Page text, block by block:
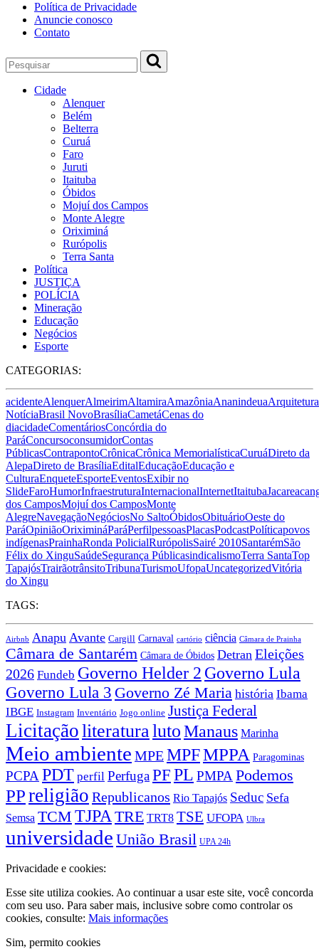
Política de Privacidade
Anuncie conosco
Contato
Cidade
Alenquer
Belém
Belterra
Curuá
Faro
Juruti
Itaituba
Óbidos
Mojuí dos Campos
Monte Alegre
Oriximiná
Rurópolis
Terra Santa
Política
JUSTIÇA
POLÍCIA
Mineração
Educação
Negócios
Esporte
CATEGORIAS:
acidenteAlenquerAlmeirimAltamiraAmazôniaAnanindeuaArquitetura
NotíciaBrasil NovoBrasíliaCametáCenas do
diacidadeComentáriosConcórdia do
ParáConcursoconsumidorContas
PúblicasContrapontoCrônicaCrônica MemorialísticaCuruáDireto da
AlepaDireto de BrasíliaEditalEducaçãoEducação e
CulturaEnqueteEsporteEventosExibir no
SlideFaroHumorInfraestruturaInternacionalInternetItaituba
dos CamposMojuí dos CamposMonte
AlegreNavegaçãoNegóciosNo SaltoÓbidosObituárioOeste do
ParáOpiniãoOriximináParáPerfilpessoasPlacasPodcastPolíticapovos
indígenasPrainhaRonda PolicialRurópolisSairé 2010SantarémSão
Félix do XinguSaúdeSegurança PúblicasindicalismoTerra SantaTop
TapajósTrairãotrânsitoTribunaTurismoUfopaUncategorizedVitória
do Xingu
TAGS:
Airbnb Anapu Avante Cargill Carnaval cartório ciência Câmara de Prainha
Câmara de Santarém Câmara de Óbidos Detran Eleições
2026 Fundeb Governo Helder 2 Governo Lula
Governo Lula 3 Governo Zé Maria história Ibama
IBGE Instagram Inventário Jogo online Justiça Federal
LicitaçãoliteraturalutoManaus Marinha
Meio ambiente MPEMPFMPPA Paragominas
PCPA PDT perfil PerfugaPFPL PMPA Podemos
PPreligião Republicanos Rio Tapajós Seduc Sefa
Semsa TCM TJPA TRE TRT8 TSE UFOPA Ulbra
universidade União Brasil UPA 24h
Privacidade e cookies:
Esse site utiliza cookies. Ao continuar a usar este site, você concorda
com seu uso. Para saber mais, inclusive sobre como controlar os
cookies, consulte: Mais informações
Sim, permito cookies